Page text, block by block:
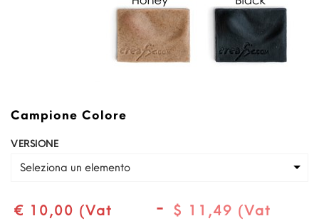
Campione Colore
VERSIONE
Seleziona un elemento
€ 10,00 (Vat
-
$ 11,49 (Vat